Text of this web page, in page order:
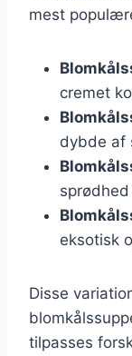
mest
cremet
dybde af
eksotisk
Disse
tilpasses